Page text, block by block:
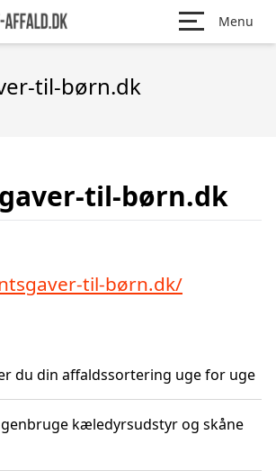
Menu
til-børn.dk
til-børn.dk
til-børn.dk/
du din affaldssortering uge for uge
kæledyrsudstyr og skåne